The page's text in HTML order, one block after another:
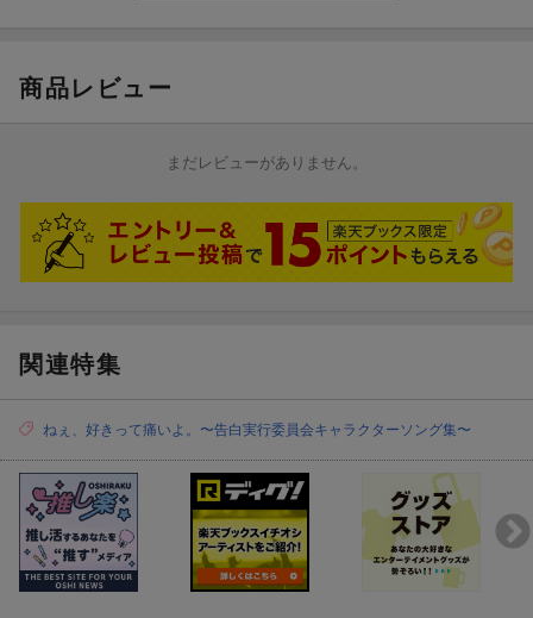
商品レビュー
まだレビューがありません。
関連特集
ねぇ、好きって痛いよ。〜告白実行委員会キャラクターソング集〜